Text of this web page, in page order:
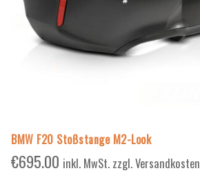
BMW F20 Stoßstange M2-Look
€695.00 inkl. MwSt. zzgl. Versandkosten